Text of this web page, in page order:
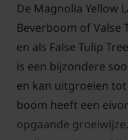
De Magnolia Yellow
Beverboom of Valse
en als False Tulip
is een bijzondere
en kan uitgroeien
boom heeft een
opgaande